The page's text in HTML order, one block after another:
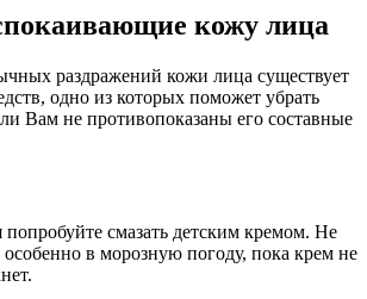
кожу лица
раздражений кожи лица существует
одно из которых поможет убрать
Вам не противопоказаны его составные
смазать детским кремом. Не
в морозную погоду, пока крем не